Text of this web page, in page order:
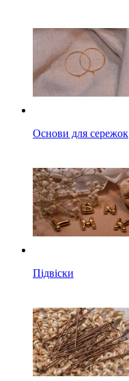
Основи для сережок
Підвіски